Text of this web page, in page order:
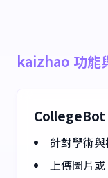
kaizhao 功能
CollegeBot
針對學術
上傳圖片